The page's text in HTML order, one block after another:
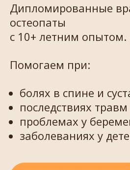
Дипломированные
остеопаты
с 10+ летним опытом.
Помогаем при:
болях в спине и
последствиях
проблемах у
заболеваниях у